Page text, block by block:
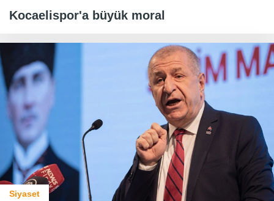
Kocaelispor'a büyük moral
Siyaset